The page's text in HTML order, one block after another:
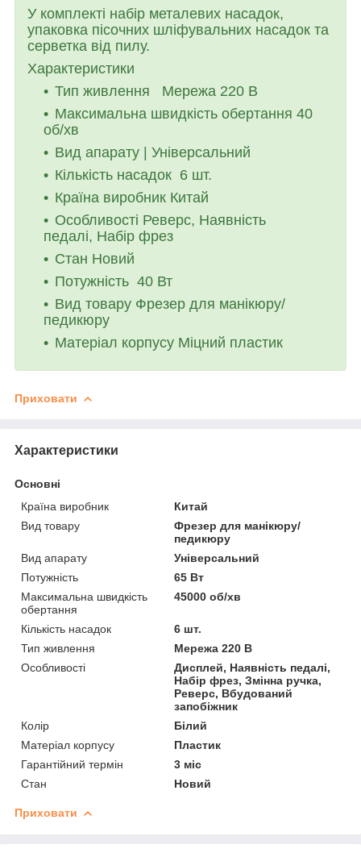
У комплекті набір металевих насадок,
упаковка пісочних шліфувальних насадок та
серветка від пилу.
Характеристики
Тип живлення Мережа 220 В
Максимальна швидкість обертання 40
об/хв
Вид апарату | Універсальний
Кількість насадок 6 шт.
Країна виробник Китай
Особливості Реверс, Наявність
педалі, Набір фрез
Стан Новий
Потужність 40 Вт
Вид товару Фрезер для манікюру/
педикюру
Матеріал корпусу Міцний пластик
Приховати
Характеристики
Основні
Країна виробник
Китай
Вид товару
Фрезер для манікюру/
педикюру
Вид апарату
Універсальний
Потужність
65 Вт
Максимальна швидкість
обертання
45000 об/хв
Кількість насадок
6 шт.
Тип живлення
Мережа 220 В
Особливості
Дисплей, Наявність педалі,
Набір фрез, Змінна ручка,
Реверс, Вбудований
запобіжник
Колір
Білий
Матеріал корпусу
Пластик
Гарантійний термін
3 міс
Стан
Новий
Приховати